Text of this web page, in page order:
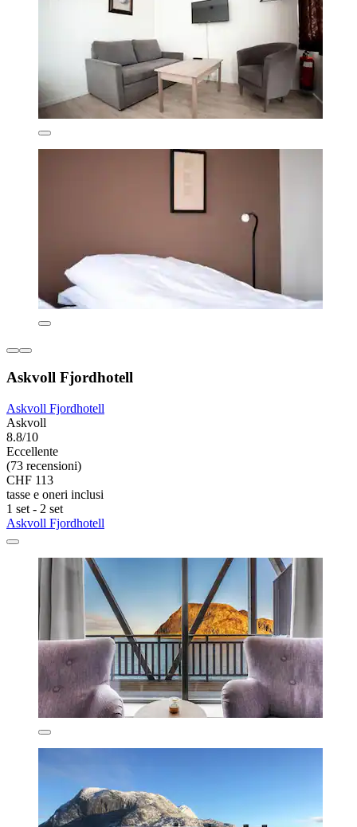
Askvoll Fjordhotell
Askvoll Fjordhotell
Askvoll
8.8/10
Eccellente
(73 recensioni)
CHF 113
tasse e oneri inclusi
1 set - 2 set
Askvoll Fjordhotell